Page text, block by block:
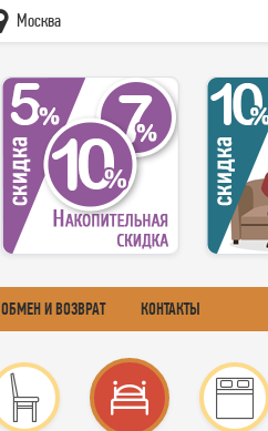
Москва
ОБМЕН И ВОЗВРАТ КОНТАКТЫ